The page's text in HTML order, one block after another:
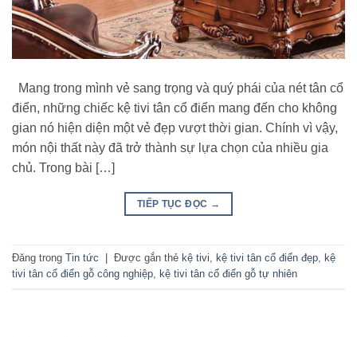
Mang trong mình vẻ sang trọng và quý phái của nét tân cổ
điển, những chiếc kệ tivi tân cổ điển mang đến cho không
gian nó hiện diện một vẻ đẹp vượt thời gian. Chính vì vậy,
món nội thất này đã trở thành sự lựa chọn của nhiều gia
chủ. Trong bài […]
TIẾP TỤC ĐỌC →
Đăng trong Tin tức Được gắn thẻ kệ tivi kệ tivi tân cổ điển đẹp
kệ
tivi tân cổ điển gỗ công nghiệp
kệ tivi tân cổ điển gỗ tự nhiên